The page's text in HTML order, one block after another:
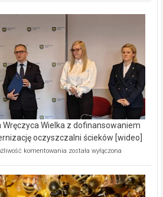
Wręczyca Wielka z dofinansowaniem
oczyszczalni ścieków [wideo]
komentowania Ekologiczne
Wręczyca
Wielka
została wyłączona